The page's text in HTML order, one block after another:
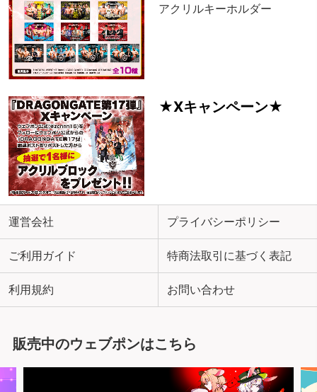
アクリルキーホルダー
★Xキャンペーン★
運営会社 プライバシーポリシー
ご利用ガイド 特商法取引に基づく表記
利用規約 お問い合わせ
販売中のウェブポンはこちら